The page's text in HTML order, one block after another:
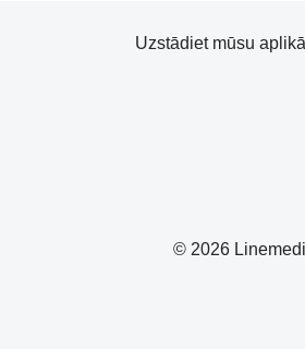
© 2026
Uzstādiet mūsu